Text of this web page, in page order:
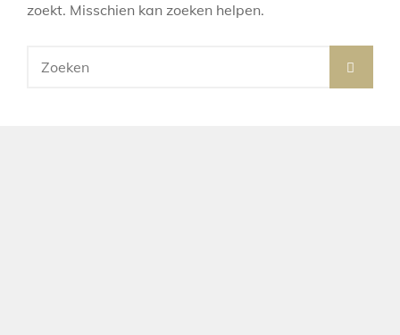
zoekt. Misschien kan zoeken helpen.
naar: